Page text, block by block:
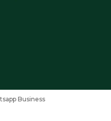
Business